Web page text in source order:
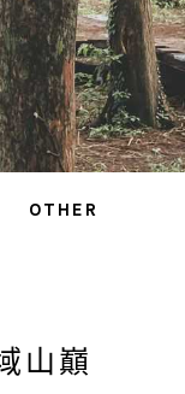
OTHER
山巔